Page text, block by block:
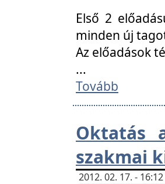
Első 2
minden új
Az előadások
...
Tovább
Oktatás
szakmai
2012. 02. 17. -